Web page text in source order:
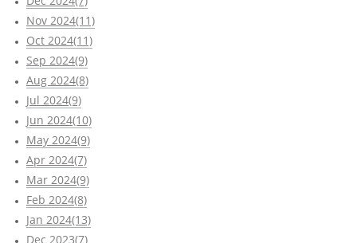
Nov 2024(11)
Oct 2024(11)
Sep 2024(9)
Aug 2024(8)
Jul 2024(9)
Jun 2024(10)
May 2024(9)
Apr 2024(7)
Mar 2024(9)
Feb 2024(8)
Jan 2024(13)
Dec 2023(7)